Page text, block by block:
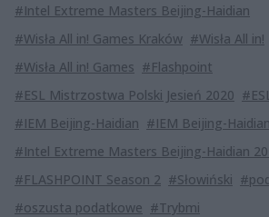
#Intel Extreme Masters Beijing-Haidian
#Wisła All in! Games Kraków #Wisła All in!
#Wisła All in! Games #Flashpoint
#ESL Mistrzostwa Polski Jesień 2020
#IEM Beijing-Haidian #IEM Beijing-
#Intel Extreme Masters Beijing-Haidian
#FLASHPOINT Season 2 #Słowiński
#oszusta podatkowe #Trybmi